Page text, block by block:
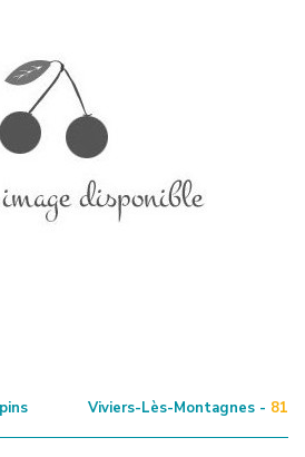
Viviers-Lès-Montagnes - 81